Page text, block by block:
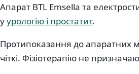
Апарат BTL Emsella та
уурологію і простатит.
Протипоказання до апаратних
чіткі. Фізіотерапію не